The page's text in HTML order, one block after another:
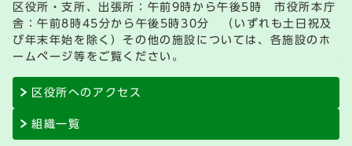
区役所・支所、出張所：午前9時から午後5時 市役所本庁
舎：午前8時45分から午後5時30分 （いずれも土日祝及
び年末年始を除く）その他の施設については、各施設のホ
ームページ等をご覧ください。
区役所へのアクセス
組織一覧